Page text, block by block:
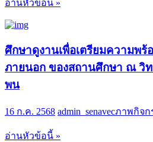
อ่านหัวข้อนี้ »
ศึกษาดูงานเพื่อเตรียมความพ
ภายนอก ของสถานศึกษา ณ วิ
พน
16 ก.ค. 2568 admin_senavecภาพกิจก
อ่านหัวข้อนี้ »